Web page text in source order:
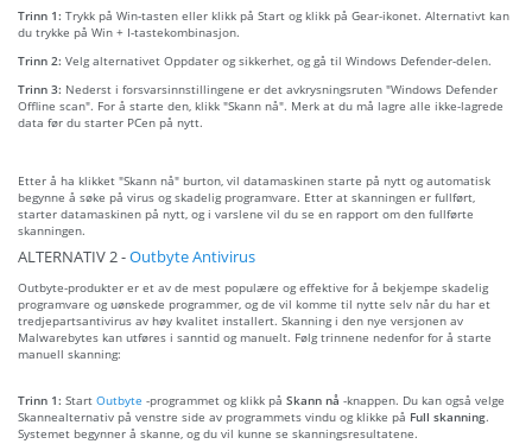
Trinn 1: Trykk på Win-tasten eller klikk på Start og klikk på Gear-ikonet. Alternativt kan
du trykke på Win + I-tastekombinasjon.
Trinn 2: Velg alternativet Oppdater og sikkerhet, og gå til Windows Defender-delen.
Trinn 3: Nederst i forsvarsinnstillingene er det avkrysningsruten "Windows Defender
Offline scan". For å starte den, klikk "Skann nå". Merk at du må lagre alle ikke-lagrede
data før du starter PCen på nytt.
Etter å ha klikket "Skann nå" burton, vil datamaskinen starte på nytt og automatisk
begynne å søke på virus og skadelig programvare. Etter at skanningen er fullført,
starter datamaskinen på nytt, og i varslene vil du se en rapport om den fullførte
skanningen.
ALTERNATIV 2 -Outbyte Antivirus
Outbyte-produkter er et av de mest populære og effektive for å bekjempe skadelig
programvare og uønskede programmer, og de vil komme til nytte selv når du har et
tredjepartsantivirus av høy kvalitet installert. Skanning i den nye versjonen av
Malwarebytes kan utføres i sanntid og manuelt. Følg trinnene nedenfor for å starte
manuell skanning:
Trinn 1: Start Outbyte -programmet og klikk på Skann nå -knappen. Du kan også velge
Skannealternativ på venstre side av programmets vindu og klikke på Full skanning.
Systemet begynner å skanne, og du vil kunne se skanningsresultatene.